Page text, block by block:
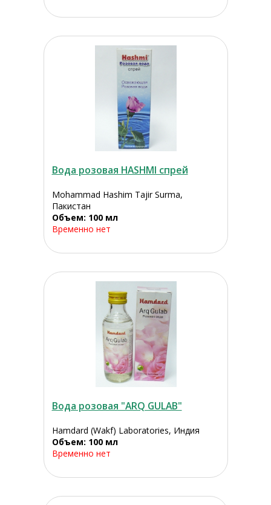
Вода розовая HASHMI спрей
Mohammad Hashim Tajir Surma,
Пакистан
Объем: 100 мл
Временно нет
Вода розовая "ARQ GULAB"
Hamdard (Wakf) Laboratories, Индия
Объем: 100 мл
Временно нет